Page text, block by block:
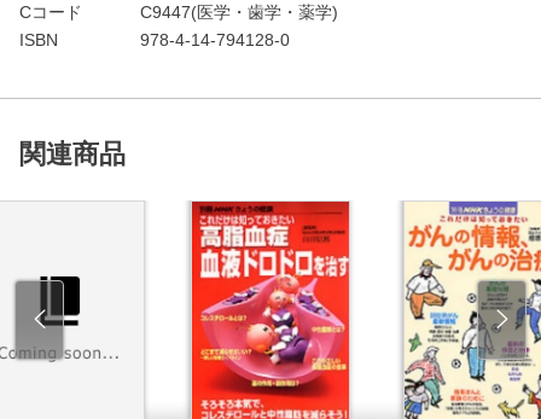
Cコード
C9447(医学・歯学・薬学)
ISBN
978-4-14-794128-0
関連商品